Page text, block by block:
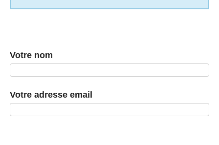
Votre nom
Votre adresse email